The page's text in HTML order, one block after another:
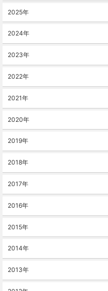
2025年
2024年
2023年
2022年
2021年
2020年
2019年
2018年
2017年
2016年
2015年
2014年
2013年